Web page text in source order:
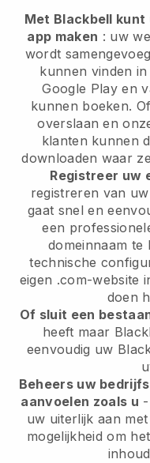
Met Blackbell kunt
app maken : uw
wordt
kunnen vinden
Google Play en
kunnen boeken.
overslaan en
klanten kunnen
downloaden waar
Registreer uw
registreren van
gaat snel en
een
domeinnaam te
technische
eigen .com-website
doen
Of sluit een
heeft maar
eenvoudig uw
Beheers uw
aanvoelen zoals u
uw uiterlijk aan
mogelijkheid om